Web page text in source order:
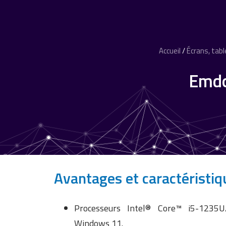
Accueil/Écrans,
Avantages et
Processeurs Intel® Core™ i5-